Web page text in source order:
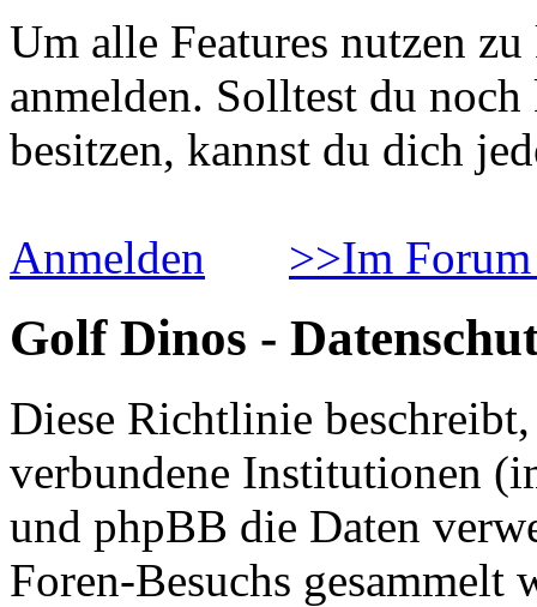
Um alle Features nutzen
anmelden. Solltest du
besitzen, kannst du dich
Anmelden >>Im
Golf Dinos -
Diese Richtlinie
verbundene Institutionen
und phpBB die Daten
Foren-Besuchs gesammelt